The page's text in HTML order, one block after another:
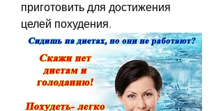
приготовить для достижения
целей похудения.